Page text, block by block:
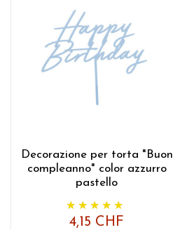
Decorazione per torta "Buon
compleanno" color azzurro
pastello
4,15 CHF